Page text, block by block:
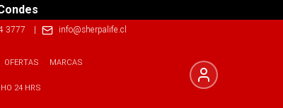
3777 | info@sherpalife.cl
OFERTAS MARCAS
24 HRS